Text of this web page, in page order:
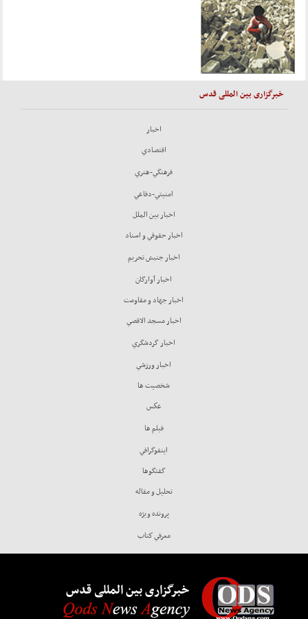
خبرگزاری بین المللی قدس
اخبار
اقتصادي
فرهنگي-هنري
امنيتي-دفاعي
اخبار بين الملل
اخبار حقوقي و اسناد
اخبار جنبش تحريم
اخبار آوارگان
اخبار جهاد و مقاومت
اخبار مسجد الاقصي
اخبار گردشگري
اخبار ورزشي
شخصيت ها
عكس
فيلم ها
اينفوگرافي
گفتگوها
تحليل و مقاله
پرونده ويژه
معرفي كتاب
خبرگزاری بین المللی قدس